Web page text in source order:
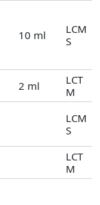
10 ml
LCM
S
2 ml
LCT
M
LCM
S
LCT
M